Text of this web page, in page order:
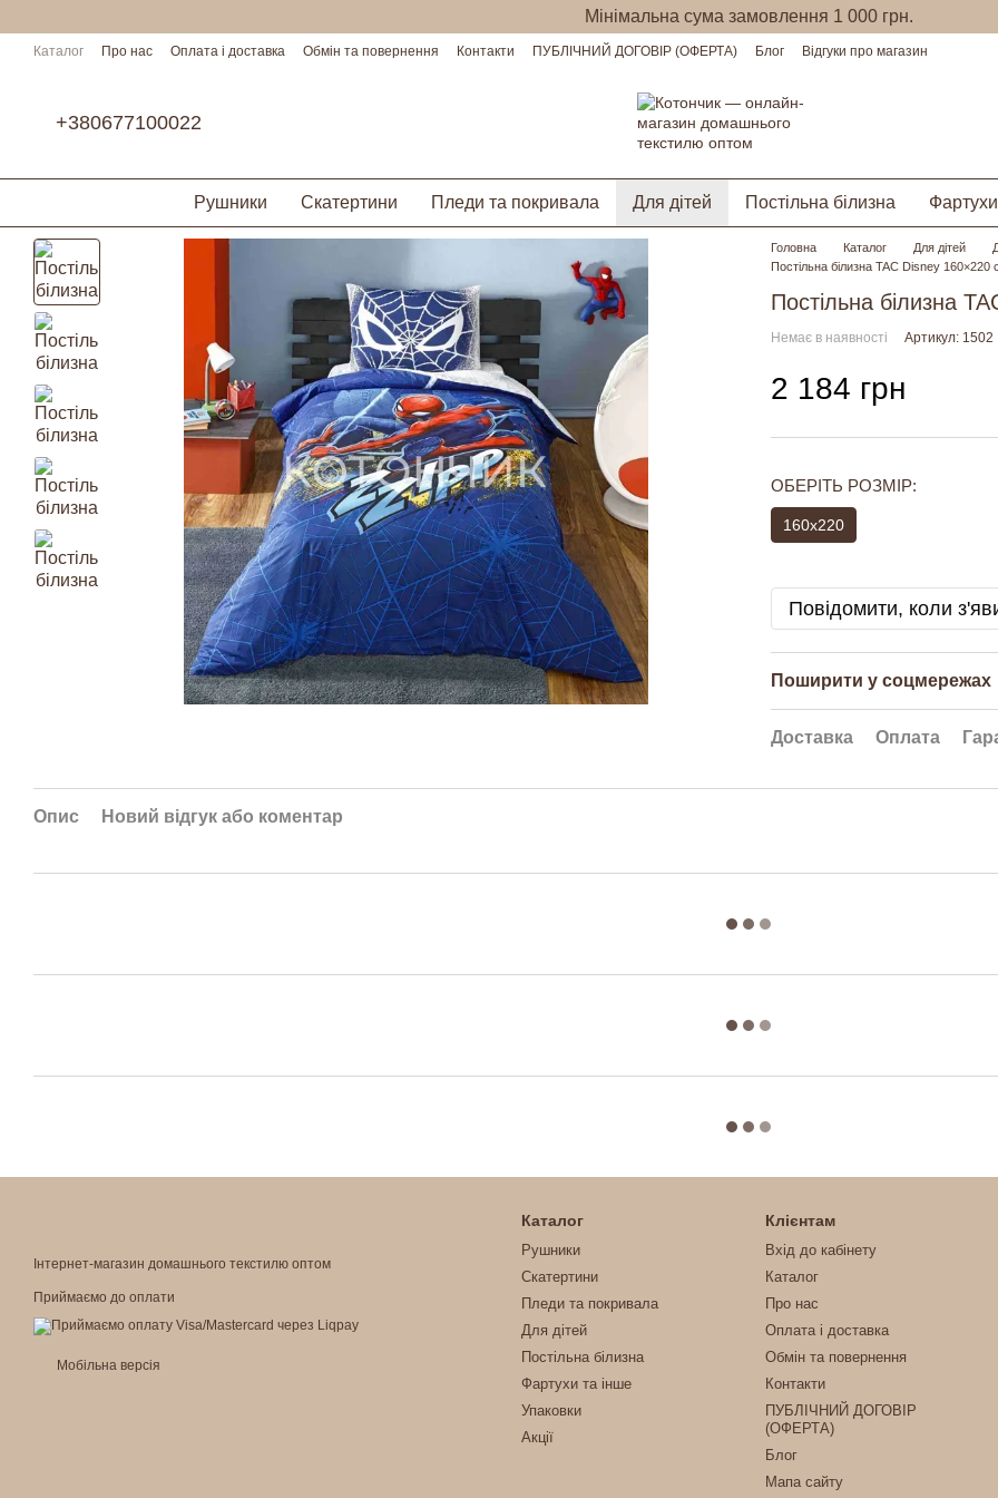
Мінімальна сума замовлення 1 000 грн.
Каталог Про нас Оплата і доставка Обмін та повернення Контакти ПУБЛІЧНИЙ ДОГОВІР (ОФЕРТА) Блог
Відгуки про магазин
+380677100022
Рушники Скатертини Пледи та покривала Для дітей Постільна білизна
Головна Каталог Для дітей
Постільна білизна TAC Disney
Постільна білизна
Немає в наявності Артикул: 1502
2 184 грн
ОБЕРІТЬ РОЗМІР:
160x220
Повідомити, коли
Поширити у соцмережах
Доставка Оплата
Опис Новий відгук або коментар
Інтернет-магазин домашнього текстилю оптом
Приймаємо до оплати
Мобільна версія
Каталог
Рушники
Скатертини
Пледи та покривала
Для дітей
Постільна білизна
Фартухи та інше
Упаковки
Акції
Клієнтам
Вхід до кабінету
Каталог
Про нас
Оплата і доставка
Обмін та повернення
Контакти
ПУБЛІЧНИЙ ДОГОВІР
(ОФЕРТА)
Блог
Мапа сайту